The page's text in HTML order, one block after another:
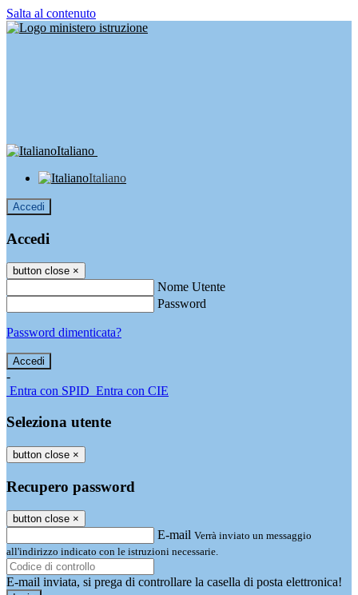
Salta al contenuto
Italiano
Italiano
Accedi
Accedi
button close ×
Nome Utente
Password
Password dimenticata?
-
Entra con SPID Entra con CIE
Seleziona utente
button close ×
Recupero password
button close ×
E-mail Verrà inviato un messaggio
all'indirizzo indicato con le istruzioni necessarie.
E-mail inviata, si prega di controllare la casella di posta elettronica!